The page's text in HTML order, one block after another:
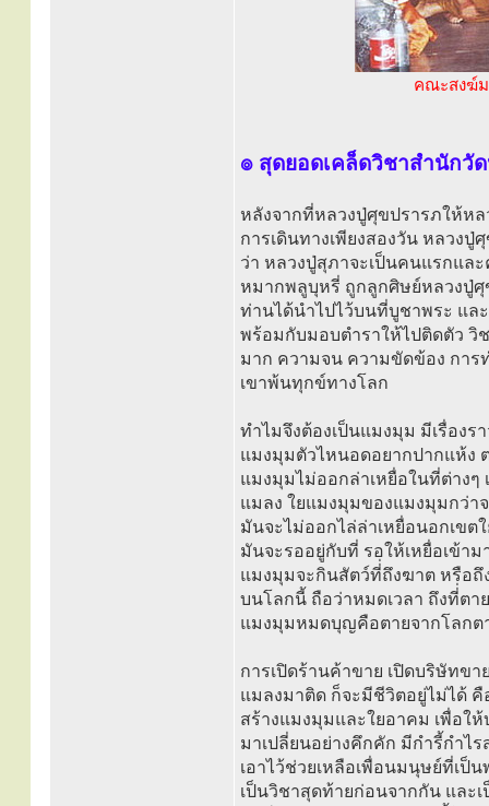
คณะสงฆ์
๏ สุดยอดเคล็ดวิชาสำนักวั
หลังจากที่หลวงปู่ศุขปรารภให้ห
การเดินทางเพียงสองวัน หลวง
ว่า หลวงปู่สุภาจะเป็นคนแรกแล
หมากพลูบุหรี่ ถูกลูกศิษย์หลวงปู่ศุ
ท่านได้นำไปไว้บนที่บูชาพระ แล
พร้อมกับมอบตำราให้ไปติดตัว วิ
มาก ความจน ความขัดข้อง การ
เขาพ้นทุกข์ทางโลก
ทำไมจึงต้องเป็นแมงมุม มีเรื่องร
แมงมุมตัวไหนอดอยากปากแห้ง
แมงมุมไม่ออกล่าเหยื่อในที่ต่างๆ
แมลง ใยแมงมุมของแมงมุมกว่า
มันจะไม่ออกไล่ล่าเหยื่อนอกเข
มันจะรออยู่กับที่ รอให้เหยื่อเข้า
แมงมุมจะกินสัตว์ที่่ถึงฆาต หรือถึ
บนโลกนี้ ถือว่าหมดเวลา ถึงที่่ตา
แมงมุมหมดบุญคือตายจากโลกต
การเปิดร้านค้าขาย เปิดบริษัทข
แมลงมาติด ก็จะมีชีวิตอยู่ไม่ได้
สร้างแมงมุมและใยอาคม เพื่อ
มาเปลี่ยนอย่างคึกคัก มีกำรี้กำไ
เอาไว้ช่วยเหลือเพื่อนมนุษย์ที่เ
เป็นวิชาสุดท้ายก่อนจากกัน และ